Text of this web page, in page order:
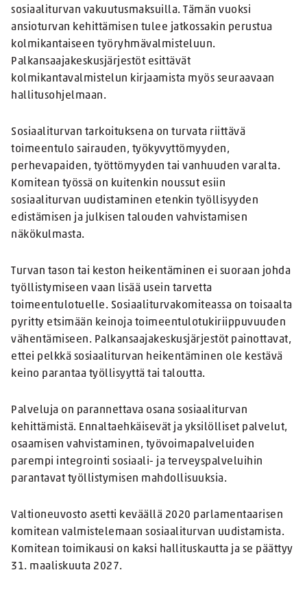
sosiaaliturvan vakuutusmaksuilla. Tämän vuoksi
ansioturvan kehittämisen tulee jatkossakin perustua
kolmikantaiseen työryhmävalmisteluun.
Palkansaajakeskusjärjestöt esittävät
kolmikantavalmistelun kirjaamista myös seuraavaan
hallitusohjelmaan.
Sosiaaliturvan tarkoituksena on turvata riittävä
toimeentulo sairauden, työkyvyttömyyden,
perhevapaiden, työttömyyden tai vanhuuden varalta.
Komitean työssä on kuitenkin noussut esiin
sosiaaliturvan uudistaminen etenkin työllisyyden
edistämisen ja julkisen talouden vahvistamisen
näkökulmasta.
Turvan tason tai keston heikentäminen ei suoraan johda
työllistymiseen vaan lisää usein tarvetta
toimeentulotuelle. Sosiaaliturvakomiteassa on toisaalta
pyritty etsimään keinoja toimeentulotukiriippuvuuden
vähentämiseen. Palkansaajakeskusjärjestöt painottavat,
ettei pelkkä sosiaaliturvan heikentäminen ole kestävä
keino parantaa työllisyyttä tai taloutta.
Palveluja on parannettava osana sosiaaliturvan
kehittämistä. Ennaltaehkäisevät ja yksilölliset palvelut,
osaamisen vahvistaminen, työvoimapalveluiden
parempi integrointi sosiaali- ja terveyspalveluihin
parantavat työllistymisen mahdollisuuksia.
Valtioneuvosto asetti keväällä 2020 parlamentaarisen
komitean valmistelemaan sosiaaliturvan uudistamista.
Komitean toimikausi on kaksi hallituskautta ja se päättyy
31. maaliskuuta 2027.